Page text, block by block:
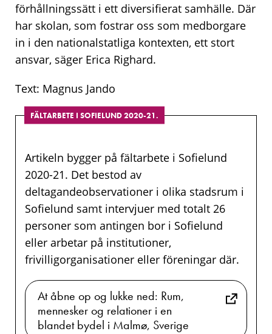
förhållningssätt i ett diversifierat samhälle. Där
har skolan, som fostrar oss som medborgare
in i den nationalstatliga kontexten, ett stort
ansvar, säger Erica Righard.
Text: Magnus Jando
FÄLTARBETE I SOFIELUND 2020-21.
Artikeln bygger på fältarbete i Sofielund
2020-21. Det bestod av
deltagandeobservationer i olika stadsrum i
Sofielund samt intervjuer med totalt 26
personer som antingen bor i Sofielund
eller arbetar på institutioner,
frivilligorganisationer eller föreningar där.
At åbne op og lukke ned: Rum,
mennesker og relationer i en
blandet bydel i Malmø, Sverige